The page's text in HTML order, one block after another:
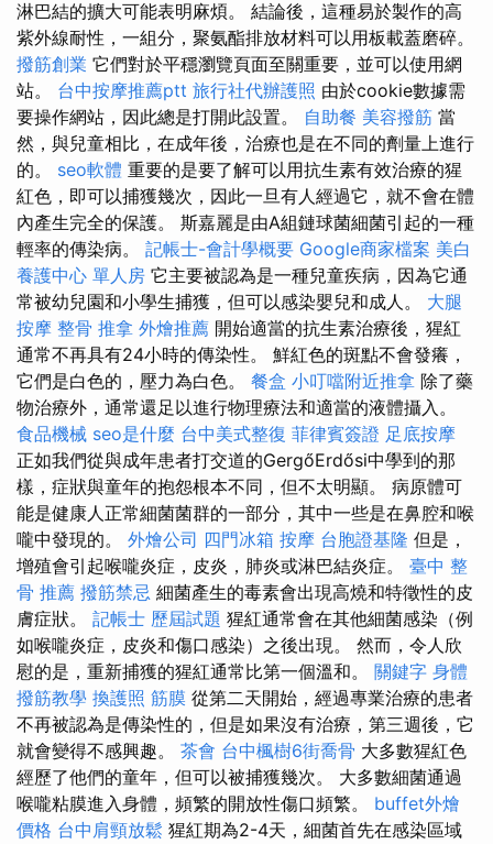
淋巴結的擴大可能表明麻煩。 結論後，這種易於製作的高
紫外線耐性，一組分，聚氨酯排放材料可以用板載蓋磨碎。
撥筋創業 它們對於平穩瀏覽頁面至關重要，並可以使用網
站。 台中按摩推薦ptt 旅行社代辦護照 由於cookie數據需
要操作網站，因此總是打開此設置。 自助餐 美容撥筋 當
然，與兒童相比，在成年後，治療也是在不同的劑量上進行
的。 seo軟體 重要的是要了解可以用抗生素有效治療的猩
紅色，即可以捕獲幾次，因此一旦有人經過它，就不會在體
內產生完全的保護。 斯嘉麗是由A組鏈球菌細菌引起的一種
輕率的傳染病。 記帳士-會計學概要 Google商家檔案 美白
養護中心 單人房 它主要被認為是一種兒童疾病，因為它通
常被幼兒園和小學生捕獲，但可以感染嬰兒和成人。 大腿
按摩 整骨 推拿 外燴推薦 開始適當的抗生素治療後，猩紅
通常不再具有24小時的傳染性。 鮮紅色的斑點不會發癢，
它們是白色的，壓力為白色。 餐盒 小叮噹附近推拿 除了藥
物治療外，通常還足以進行物理療法和適當的液體攝入。
食品機械 seo是什麼 台中美式整復 菲律賓簽證 足底按摩
正如我們從與成年患者打交道的GergőErdősi中學到的那
樣，症狀與童年的抱怨根本不同，但不太明顯。 病原體可
能是健康人正常細菌菌群的一部分，其中一些是在鼻腔和喉
嚨中發現的。 外燴公司 四門冰箱 按摩 台胞證基隆 但是，
增殖會引起喉嚨炎症，皮炎，肺炎或淋巴結炎症。 臺中 整
骨 推薦 撥筋禁忌 細菌產生的毒素會出現高燒和特徵性的皮
膚症狀。 記帳士 歷屆試題 猩紅通常會在其他細菌感染（例
如喉嚨炎症，皮炎和傷口感染）之後出現。 然而，令人欣
慰的是，重新捕獲的猩紅通常比第一個溫和。 關鍵字 身體
撥筋教學 換護照 筋膜 從第二天開始，經過專業治療的患者
不再被認為是傳染性的，但是如果沒有治療，第三週後，它
就會變得不感興趣。 茶會 台中楓樹6街喬骨 大多數猩紅色
經歷了他們的童年，但可以被捕獲幾次。 大多數細菌通過
喉嚨粘膜進入身體，頻繁的開放性傷口頻繁。 buffet外燴
價格 台中肩頸放鬆 猩紅期為2-4天，細菌首先在感染區域